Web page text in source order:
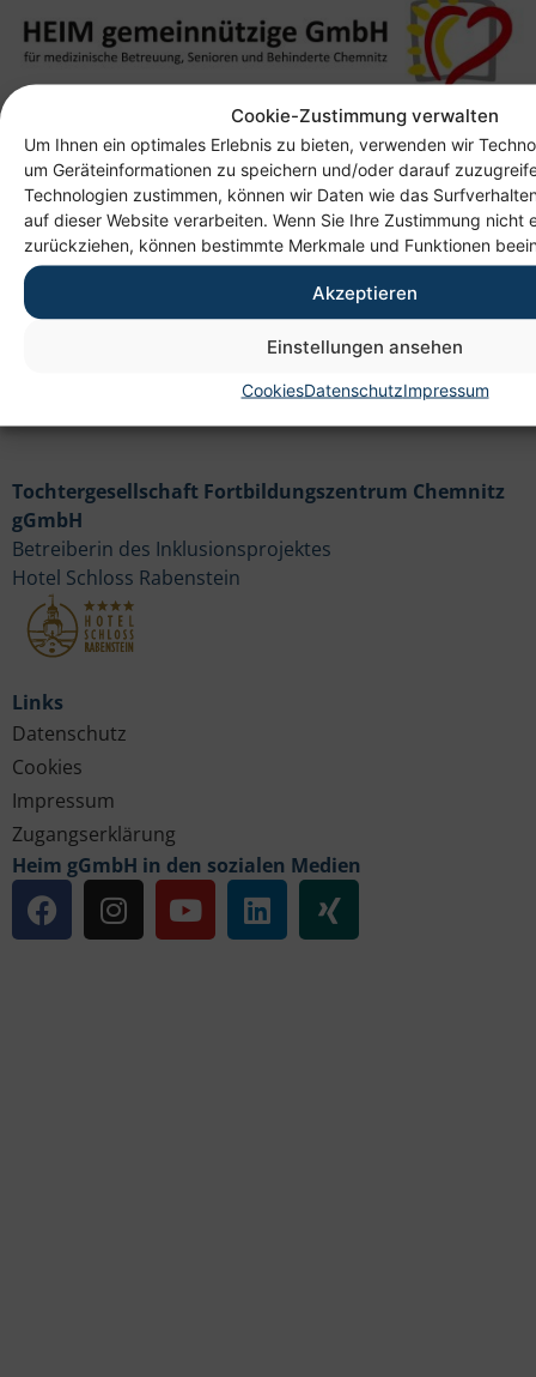
Cookie-Zustimmung verwalten
Um Ihnen ein optimales Erlebnis zu bieten, verwenden wir
um Geräteinformationen zu speichern und/oder darauf
Technologien zustimmen, können wir Daten wie das
auf dieser Website verarbeiten. Wenn Sie Ihre Zustimmung nicht
zurückziehen, können bestimmte Merkmale und Funktionen
Akzeptieren
Einstellungen ansehen
CookiesDatenschutzImpressum
Heim gemeinnützige GmbH
Lichtenauer Weg 1
09114 Chemnitz
Links
Datenschutz
Cookies
Impressum
Zugangserklärung
Heim gGmbH in den sozialen Medien
Tochtergesellschaft Fortbildungszentrum Chemnitz
gGmbH
Betreiberin des Inklusionsprojektes
Hotel Schloss Rabenstein